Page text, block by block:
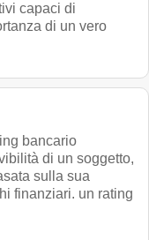
capaci di
di un vero
bancario
di un soggetto,
sulla sua
finanziari. un rating